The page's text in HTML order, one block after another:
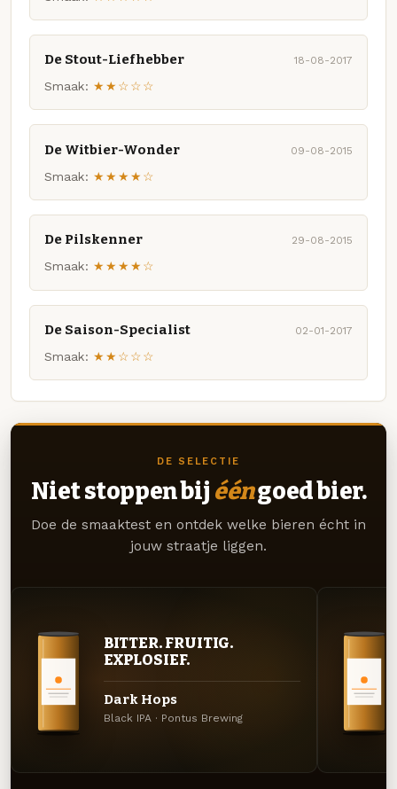
De Stout-Liefhebber 18-08-2017
Smaak: ★★☆☆☆
De Witbier-Wonder 09-08-2015
Smaak: ★★★★☆
De Pilskenner 29-08-2015
Smaak: ★★★★☆
De Saison-Specialist 02-01-2017
Smaak: ★★☆☆☆
DE SELECTIE
Niet stoppen bij ééngoed bier.
Doe de smaaktest en ontdek welke bieren écht in
jouw straatje liggen.
BITTER. FRUITIG.
EXPLOSIEF.
Dark Hops
Black IPA · Pontus Brewing